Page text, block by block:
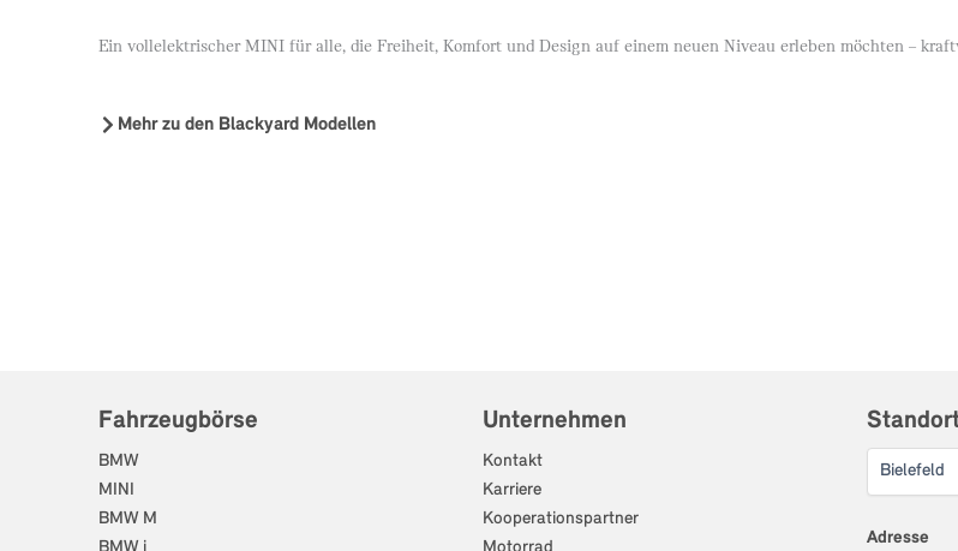
Ein vollelektrischer MINI für alle, die Freiheit, Komfort und Design auf einem neuen Niveau erleben möchten –
Mehr zu den Blackyard Modellen
Fahrzeugbörse
BMW
MINI
BMW M
Unternehmen
Kontakt
Karriere
Kooperationspartner
Adresse